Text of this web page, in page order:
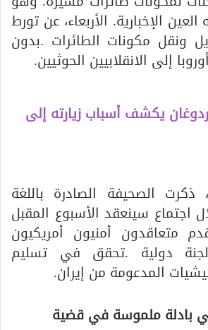
الإخبارية. الأربعاء، عن تورط
ونقل مكونات الطائرات .بدون
إلى الانقلابيين الحوثيين.
يكشف أسباب زيارته إلى
الصحيفة الصادرة باللغة
اجتماع سينعقد الأسبوع المقبل
متعاقدون أمنيون أمريكيون
دولية .تحقق في تسليم
المدعومة من إيران.
بادلة ملموسة في قضية